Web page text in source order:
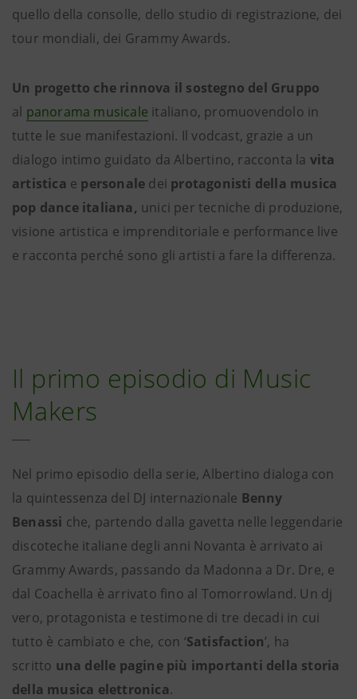
quello della consolle, dello studio di registrazione, dei
tour mondiali, dei Grammy Awards.
Un progetto che rinnova il sostegno del Gruppo
al panorama musicale italiano, promuovendolo in
tutte le sue manifestazioni. Il vodcast, grazie a un
dialogo intimo guidato da Albertino, racconta la vita
artistica e personale dei protagonisti della musica
pop dance italiana, unici per tecniche di produzione,
visione artistica e imprenditoriale e performance live
e racconta perché sono gli artisti a fare la differenza.
Il primo episodio di Music
Makers
Nel primo episodio della serie, Albertino dialoga con
la quintessenza del DJ internazionale Benny
Benassi che, partendo dalla gavetta nelle leggendarie
discoteche italiane degli anni Novanta è arrivato ai
Grammy Awards, passando da Madonna a Dr. Dre, e
dal Coachella è arrivato fino al Tomorrowland. Un dj
vero, protagonista e testimone di tre decadi in cui
tutto è cambiato e che, con ‘Satisfaction’, ha
scritto una delle pagine più importanti della storia
della musica elettronica.